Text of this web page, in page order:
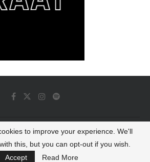
Dash All Rights Reserved
BACK TO TOP
to improve your experience. We'll
this, but you can opt-out if you wish.
Accept
Read More